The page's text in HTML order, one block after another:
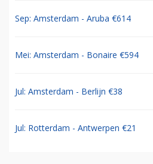
Sep: Amsterdam - Aruba €614
Mei: Amsterdam - Bonaire €594
Jul: Amsterdam - Berlijn €38
Jul: Rotterdam - Antwerpen €21